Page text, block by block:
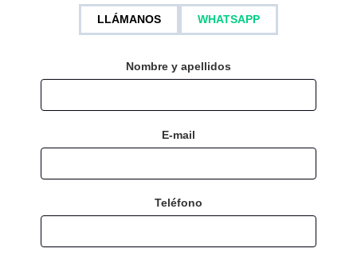
LLÁMANOS WHATSAPP
Nombre y apellidos
E-mail
Teléfono